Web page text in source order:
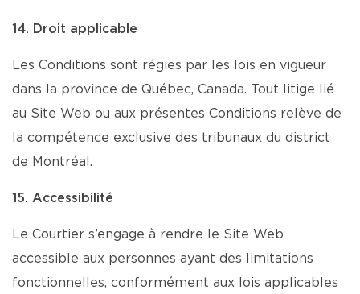
14. Droit applicable
Les Conditions sont régies par les lois en vigueur
dans la province de Québec, Canada. Tout litige lié
au Site Web ou aux présentes Conditions relève de
la compétence exclusive des tribunaux du district
de Montréal.
15. Accessibilité
Le Courtier s’engage à rendre le Site Web
accessible aux personnes ayant des limitations
fonctionnelles, conformément aux lois applicables